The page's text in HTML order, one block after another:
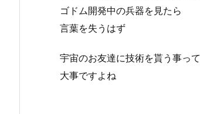
ゴドム開発中の兵器を見たら
言葉を失うはず
宇宙のお友達に技術を貰う事って
大事ですよね